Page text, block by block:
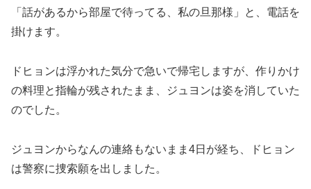
「話があるから部屋で待ってる、私の旦那様」と、電話を
掛けます。
ドヒョンは浮かれた気分で急いで帰宅しますが、作りかけ
の料理と指輪が残されたまま、ジュヨンは姿を消していた
のでした。
ジュヨンからなんの連絡もないまま4日が経ち、ドヒョン
は警察に捜索願を出しました。